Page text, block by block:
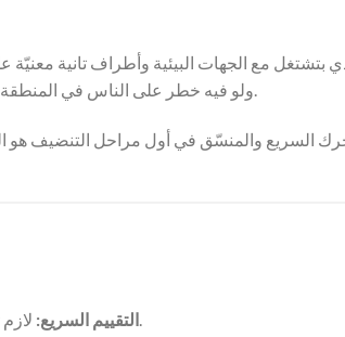
بتشتغل مع الجهات البيئية وأطراف تانية
السريع والمنسّق في أول مراحل التنضيف هو
التقييم السريع:لازم تعرف بسرعة حجم التسريب، نوع الزيت، المنطقة المتأثرة، والمخاطر المحتملة.